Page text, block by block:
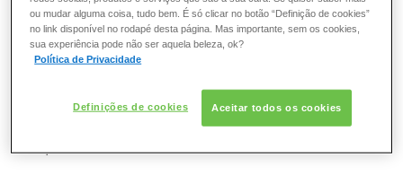
A fragrância transcende o aroma, tornando-se uma
extensão da sua própria personalidade. Cada acorde é
uma promessa de sofisticação e exclusividade, e para que
se manifeste em toda a sua plenitude, alguns cuidados
são essenciais. Descubra como elevar a arte da
perfumação e fazer com que sua assinatura olfativa seja
inesquecível:
ou mudar alguma coisa, tudo bem. É só clicar no botão “Definição de cookies”
no link disponível no rodapé desta página. Mas importante, sem os cookies,
sua experiência pode não ser aquela beleza, ok?
Política de Privacidade
Definições de cookies Aceitar todos os cookies